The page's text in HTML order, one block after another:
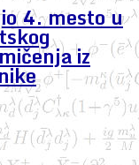
4. mesto u
iz